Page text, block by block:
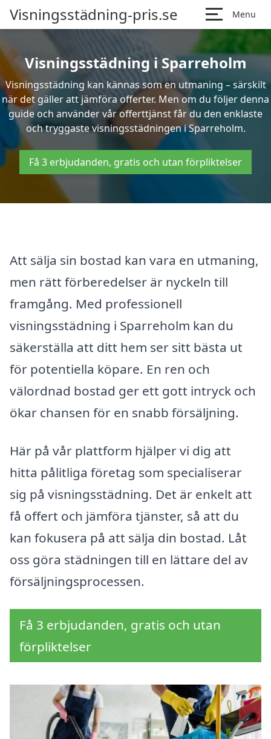
Visningsstädning-pris.se Menu
Visningsstädning i Sparreholm
Visningsstädning kan kännas som en utmaning – särskilt
när det gäller att jämföra offerter. Men om du följer denna
guide och använder vår offerttjänst får du den enklaste
och tryggaste visningsstädningen i Sparreholm.
Få 3 erbjudanden, gratis och utan förpliktelser
Att sälja sin bostad kan vara en utmaning,
men rätt förberedelser är nyckeln till
framgång. Med professionell
visningsstädning i Sparreholm kan du
säkerställa att ditt hem ser sitt bästa ut
för potentiella köpare. En ren och
välordnad bostad ger ett gott intryck och
ökar chansen för en snabb försäljning.
Här på vår plattform hjälper vi dig att
hitta pålitliga företag som specialiserar
sig på visningsstädning. Det är enkelt att
få offert och jämföra tjänster, så att du
kan fokusera på att sälja din bostad. Låt
oss göra städningen till en lättare del av
försäljningsprocessen.
Få 3 erbjudanden, gratis och utan
förpliktelser